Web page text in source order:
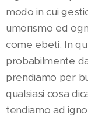
modo in cui
umorismo ed
come ebeti. In
probabilmente
prendiamo per
qualsiasi cosa
tendiamo ad